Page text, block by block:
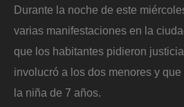
Durante la noche de este
varias manifestaciones en la
que los habitantes pidieron
involucró a los dos menores y
la niña de 7 años.